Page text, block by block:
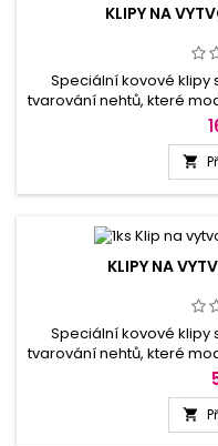
KLIPY NA
Speciální kovové
tvarování nehtů, které
svorek, které se
vymodelovaných nehtů
Klipy je možné
praktické, zajišťují

KLIPY NA
Speciální kovové
tvarování nehtů, které
svorek, které se
vymodelovaných nehtů
Klipy je možné
praktické, zajišťují
